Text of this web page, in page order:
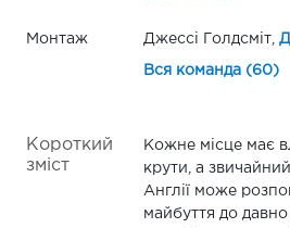
Монтаж Джессі Голдсміт,
Вся команда (60)
Короткий
зміст
Кожне місце має
крути, а
Англії може
майбуття до